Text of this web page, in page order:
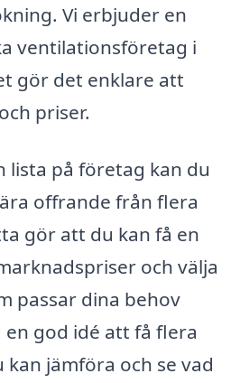
Vi erbjuder en
ventilationsföretag i
gör det enklare att
priser.
lista på företag kan du
offrande från flera
gör att du kan få en
och välja
passar dina behov
god idé att få flera
jämföra och se vad